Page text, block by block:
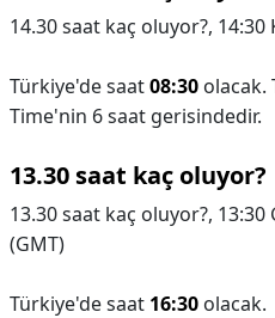
14.30 saat kaç oluyor?, 14:30
Türkiye'de saat08:30 olacak.
Time'nin 6 saat gerisindedir.
13.30 saat kaç oluyor?
13.30 saat kaç oluyor?, 13:30
(GMT)
Türkiye'de saat 16:30 olacak.